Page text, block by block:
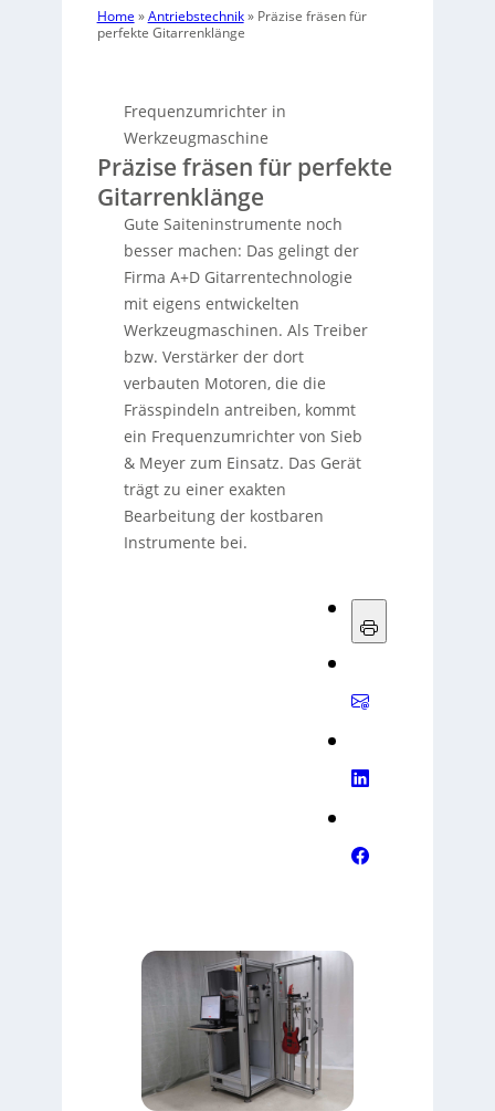
Home »Antriebstechnik» Präzise fräsen für
perfekte Gitarrenklänge
Frequenzumrichter in
Werkzeugmaschine
Präzise fräsen für perfekte
Gitarrenklänge
Gute Saiteninstrumente noch
besser machen: Das gelingt der
Firma A+D Gitarrentechnologie
mit eigens entwickelten
Werkzeugmaschinen. Als Treiber
bzw. Verstärker der dort
verbauten Motoren, die die
Frässpindeln antreiben, kommt
ein Frequenzumrichter von Sieb
& Meyer zum Einsatz. Das Gerät
trägt zu einer exakten
Bearbeitung der kostbaren
Instrumente bei.